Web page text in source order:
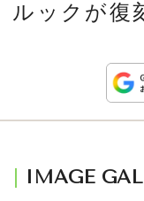
FORTUNE
ルックが復
IMAGE